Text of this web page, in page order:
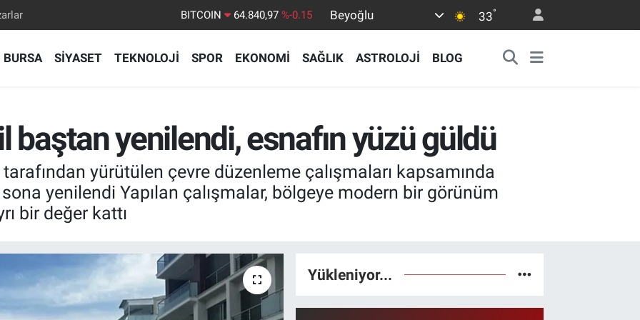
DOLAR
47,7436 %0.18
BİST100
Beyoğlu 33°
BURSA SİYASET TEKNOLOJİ SPOR EKONOMİ SAĞLIK ASTROLOJİ BLOG
baştan yenilendi, esnafın yüzü güldü
yürütülen çevre düzenleme çalışmaları kapsamında
yenilendi Yapılan çalışmalar, bölgeye modern bir görünüm
bir değer kattı
Yükleniyor...